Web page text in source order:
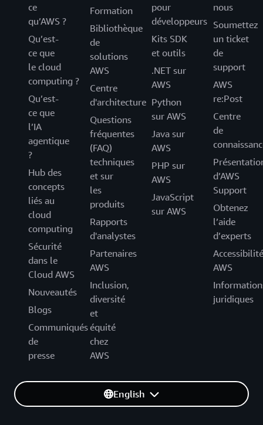
ce
qu’AWS ?
Qu’est-
ce que
le cloud
computing ?
Qu’est-
ce que
l’IA
agentique
?
Hub des
concepts
liés au
cloud
computing
Sécurité
dans le
Cloud AWS
Nouveautés
Blogs
Communiqués
de
presse
Formation
Bibliothèque
de
solutions
AWS
Centre
d'architecture
Questions
fréquentes
(FAQ)
techniques
et sur
les
produits
Rapports
d'analystes
Partenaires
AWS
Inclusion,
diversité
et
équité
chez
AWS
pour
développeurs
Kits SDK
et outils
.NET sur
AWS
Python
sur AWS
Java sur
AWS
PHP sur
AWS
JavaScript
sur AWS
nous
Soumettez
un ticket
de
support
AWS
re:Post
Centre
de
d’AWS
Support
Obtenez
l’aide
d’experts
Accessibilité
AWS
juridiques
English